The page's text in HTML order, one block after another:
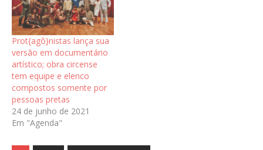
Prot{agô}nistas lança sua
versão em documentário
artístico; obra circense
tem equipe e elenco
compostos somente por
pessoas pretas
24 de junho de 2021
Em "Agenda"